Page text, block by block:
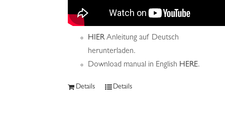
HIERAnleitung auf Deutsch
herunterladen.
Download manual in English HERE.
Details Details